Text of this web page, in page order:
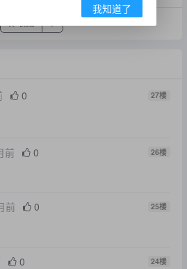
收藏 0
0 27楼
前 0 26楼
前 0 25楼
0 24楼
我知道了